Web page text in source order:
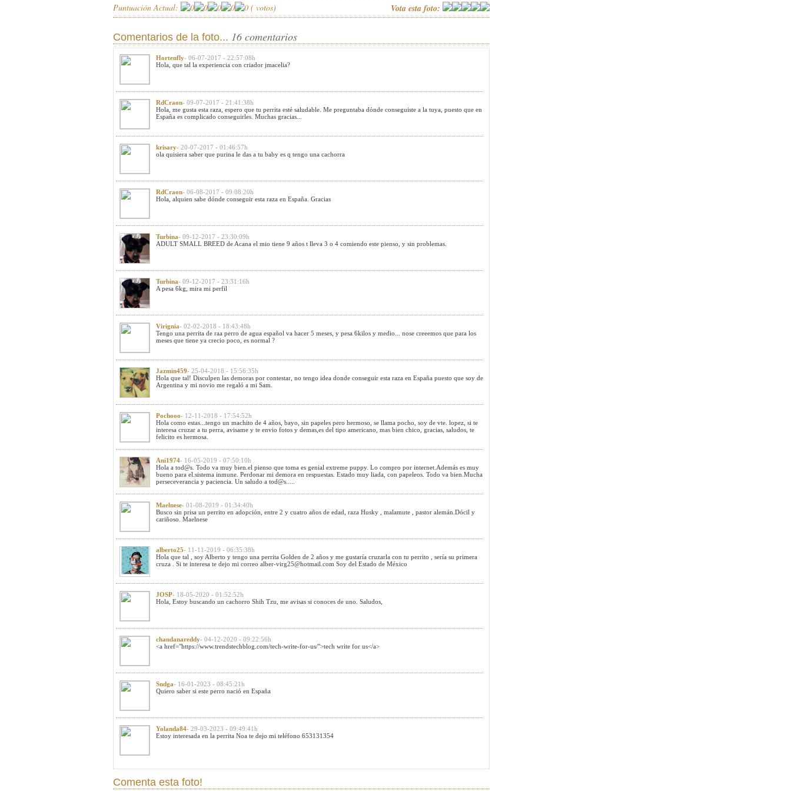
Puntuación Actual: ( votos) Vota esta foto:
Comentarios de la foto... 16 comentarios
Hortenfly- 06-07-2017 - 22:57:08h
Hola, que tal la experiencia con criador jmacelia?
RdCraon- 09-07-2017 - 21:41:38h
Hola, me gusta esta raza, espero que tu perrita esté saludable. Me preguntaba dónde conseguiste a la tuya, puesto que en
España es complicado conseguirles. Muchas gracias...
krisary- 20-07-2017 - 01:46:57h
ola quisiera saber que purina le das a tu baby es q tengo una cachorra
RdCraon- 06-08-2017 - 09:08:20h
Hola, alquien sabe dónde conseguir esta raza en España. Gracias
Turbina- 09-12-2017 - 23:30:09h
ADULT SMALL BREED de Acana el mio tiene 9 años t lleva 3 o 4 comiendo este pienso, y sin problemas.
Turbina- 09-12-2017 - 23:31:16h
A pesa 6kg, mira mi perfil
Virignia- 02-02-2018 - 18:43:48h
Tengo una perrita de raa perro de agua español va hacer 5 meses, y pesa 6kilos y medio... nose creeemos que para los
meses que tiene ya crecio poco, es normal ?
Jazmin459- 25-04-2018 - 15:56:35h
Hola que tal! Disculpen las demoras por contestar, no tengo idea donde conseguir esta raza en España puesto que soy de
Argentina y mi novio me regaló a mi Sam.
Pochooo- 12-11-2018 - 17:54:52h
Hola como estas...tengo un machito de 4 años, bayo, sin papeles pero hermoso, se llama pocho, soy de vte. lopez, si te
interesa cruzar a tu perra, avisame y te envio fotos y demas,es del tipo americano, mas bien chico, gracias, saludos, te
felicito es hermosa.
Ani1974- 16-05-2019 - 07:50:10h
Hola a tod@s. Todo va muy bien.el pienso que toma es genial extreme puppy. Lo compro por internet.Además es muy
bueno para el.sistema inmune. Perdonar mi demora en respuestas. Estado muy liada, con papeleos. Todo va bien.Mucha
perseceverancia y paciencia. Un saludo a tod@s.....
Maelnese- 01-08-2019 - 01:34:40h
Busco sin prisa un perrito en adopción, entre 2 y cuatro años de edad, raza Husky , malamute , pastor alemán.Dócil y
cariñoso. Maelnese
alberto25- 11-11-2019 - 06:35:38h
Hola que tal , soy Alberto y tengo una perrita Golden de 2 años y me gustaría cruzarla con tu perrito , sería su primera
cruza . Si te interesa te dejo mi correo alber-virg25@hotmail.com Soy del Estado de México
JOSP- 18-05-2020 - 01:52:52h
Hola, Estoy buscando un cachorro Shih Tzu, me avisas si conoces de uno. Saludos,
chandanareddy- 04-12-2020 - 09:22:56h
<a href="https://www.trendstechblog.com/tech-write-for-us/">tech write for us</a>
Sndga- 16-01-2023 - 08:45:21h
Quiero saber si este perro nació en España
Yolanda84- 29-03-2023 - 09:49:41h
Estoy interesada en la perrita Noa te dejo mi teléfono 653131354
Comenta esta foto!